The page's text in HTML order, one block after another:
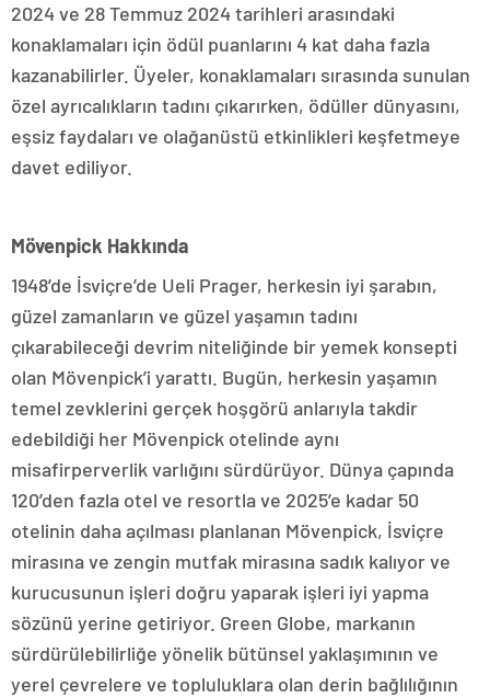
2024 ve 28 Temmuz 2024 tarihleri arasındaki
konaklamaları için ödül puanlarını 4 kat daha fazla
kazanabilirler. Üyeler, konaklamaları sırasında sunulan
özel ayrıcalıkların tadını çıkarırken, ödüller dünyasını,
eşsiz faydaları ve olağanüstü etkinlikleri keşfetmeye
davet ediliyor.
Mövenpick Hakkında
1948’de İsviçre’de Ueli Prager, herkesin iyi şarabın,
güzel zamanların ve güzel yaşamın tadını
çıkarabileceği devrim niteliğinde bir yemek konsepti
olan Mövenpick’i yarattı. Bugün, herkesin yaşamın
temel zevklerini gerçek hoşgörü anlarıyla takdir
edebildiği her Mövenpick otelinde aynı
misafirperverlik varlığını sürdürüyor. Dünya çapında
120’den fazla otel ve resortla ve 2025’e kadar 50
otelinin daha açılması planlanan Mövenpick, İsviçre
mirasına ve zengin mutfak mirasına sadık kalıyor ve
kurucusunun işleri doğru yaparak işleri iyi yapma
sözünü yerine getiriyor. Green Globe, markanın
sürdürülebilirliğe yönelik bütünsel yaklaşımının ve
yerel çevrelere ve topluluklara olan derin bağlılığının